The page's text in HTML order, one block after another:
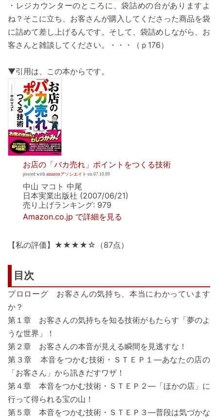
・レジカウンターのところに、袋詰めの台がありますよ
ね？そこに立ち、お客さんが購入してくださった商品を袋
に詰めて差し上げるんです。そして、袋詰めしながら、お
客さんと雑談してください。・・・（ｐ176）
▼引用は、この本からです。
お店の「バカ売れ」ポイントをつくる技術
posted withamazonアソシエイト on 07.10.09
中山 マコト 中尾
日本実業出版社 (2007/06/21)
売り上げランキング: 979
Amazon.co.jp で詳細を見る
【私の評価】★★★★☆（87点）
目次
プロローグ お客さんの気持ち、本当にわかっています
か？
第１章 お客さんの気持ちを知る技術がもたらす「夢のよ
うな世界」！
第２章 お客さんの本音が見える瞬間を見逃すな！
第３章 本音をつかむ技術・ＳＴＥＰ１―あなたの店の
「お客さん」から訊きだすワザ！
第４章 本音をつかむ技術・ＳＴＥＰ２―「ほかの店」に
行って得られる宝の山！
第５章 本音をつかむ技術・ＳＴＥＰ３―普段は気づかな